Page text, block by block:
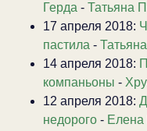
Герда - Татьяна
17 апреля 2018:
пастила -
14 апреля 2018:
компаньоны -
12 апреля 2018:
недорого - Елена